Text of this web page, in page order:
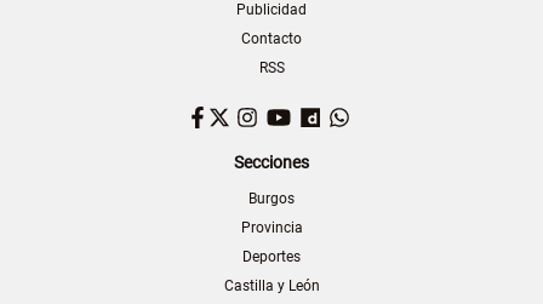
Publicidad
Contacto
RSS
Facebook
TwitterInstagram
YouTubeDailymotion
Secciones
Burgos
Provincia
Deportes
Castilla y León